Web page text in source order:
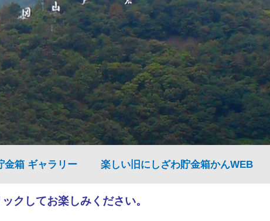
金箱 ギャラリー 楽しい旧にしざわ貯金箱かんWEB
クしてお楽しみください。